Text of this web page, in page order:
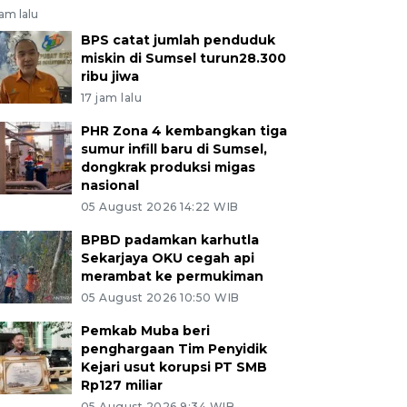
lalu
BPS catat jumlah penduduk
miskin di Sumsel turun28.300
ribu jiwa
17 jam lalu
PHR Zona 4 kembangkan tiga
sumur infill baru di Sumsel,
dongkrak produksi migas
nasional
05 August 2026 14:22 WIB
BPBD padamkan karhutla
Sekarjaya OKU cegah api
merambat ke permukiman
05 August 2026 10:50 WIB
Pemkab Muba beri
penghargaan Tim Penyidik
Kejari usut korupsi PT SMB
Rp127 miliar